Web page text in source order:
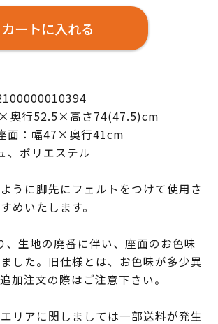
カートに入れる
奥行52.5×高さ74(47.5)cm
面：幅47×奥行41cm
、ポリエステル
うに脚先にフェルトをつけて使用さ
めいたします。
、生地の廃番に伴い、座面のお色味
した。旧仕様とは、お色味が多少異
加注文の際はご注意下さい。
リアに関しましては一部送料が発生